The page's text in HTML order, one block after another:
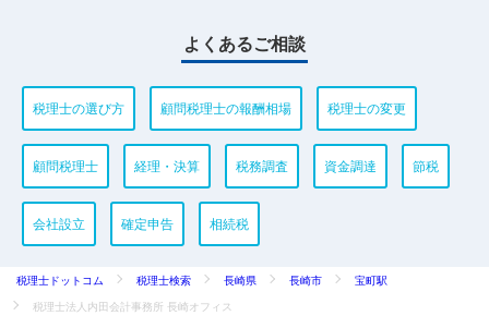
よくあるご相談
税理士の選び方 顧問税理士の報酬相場 税理士の変更
顧問税理士 経理・決算 税務調査 資金調達 節税
会社設立 確定申告 相続税
税理士ドットコム 税理士検索 長崎県 長崎市
宝町駅
税理士法人内田会計事務所 長崎オフィス